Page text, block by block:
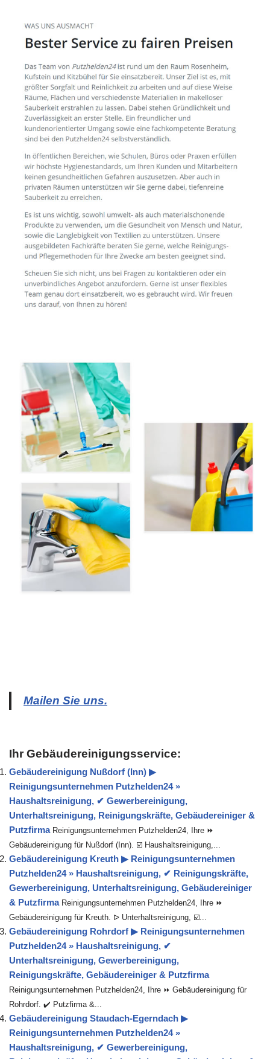
Mailen Sie uns.
Ihr Gebäudereinigungsservice:
Gebäudereinigung Nußdorf (Inn) ▶︎
Reinigungsunternehmen Putzhelden24 »
Haushaltsreinigung, ✔ Gewerbereinigung,
Unterhaltsreinigung, Reinigungskräfte, Gebäudereiniger &
Putzfirma Reinigungsunternehmen Putzhelden24, Ihre ⏩
Gebäudereinigung für Nußdorf (Inn). ☑️ Haushaltsreinigung,...
Gebäudereinigung Kreuth ▶︎ Reinigungsunternehmen
Putzhelden24 » Haushaltsreinigung, ✔ Reinigungskräfte,
Gewerbereinigung, Unterhaltsreinigung, Gebäudereiniger
& Putzfirma Reinigungsunternehmen Putzhelden24, Ihre ⏩
Gebäudereinigung für Kreuth. ᐅ Unterhaltsreinigung, ☑️...
Gebäudereinigung Rohrdorf ▶︎ Reinigungsunternehmen
Putzhelden24 » Haushaltsreinigung, ✔
Unterhaltsreinigung, Gewerbereinigung,
Reinigungskräfte, Gebäudereiniger & Putzfirma
Reinigungsunternehmen Putzhelden24, Ihre ⏩ Gebäudereinigung für
Rohrdorf. ✔️ Putzfirma &...
Gebäudereinigung Staudach-Egerndach ▶︎
Reinigungsunternehmen Putzhelden24 »
Haushaltsreinigung, ✔ Gewerbereinigung,